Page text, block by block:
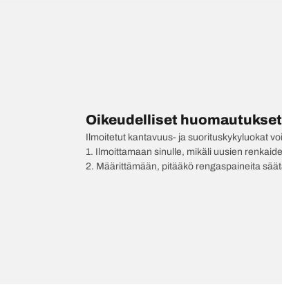
Oikeudelliset huomautukset
Ilmoitetut kantavuus- ja suorituskykyluokat
1. Ilmoittamaan sinulle, mikäli uusien
2. Määrittämään, pitääkö rengaspaineita